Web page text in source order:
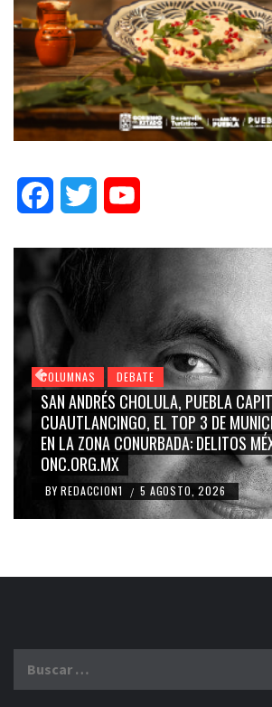
FacebookTwitter
COLUMNAS DEBATE
GRACE PALOMARES, NAY SALVATORI,
CARMEN SALINAS “LA
BLANCO, SILVIA PINAL: LA
RIDICULIZACIÓN DE LA
BY REDACCION1 / 4 AGOSTO, 2026